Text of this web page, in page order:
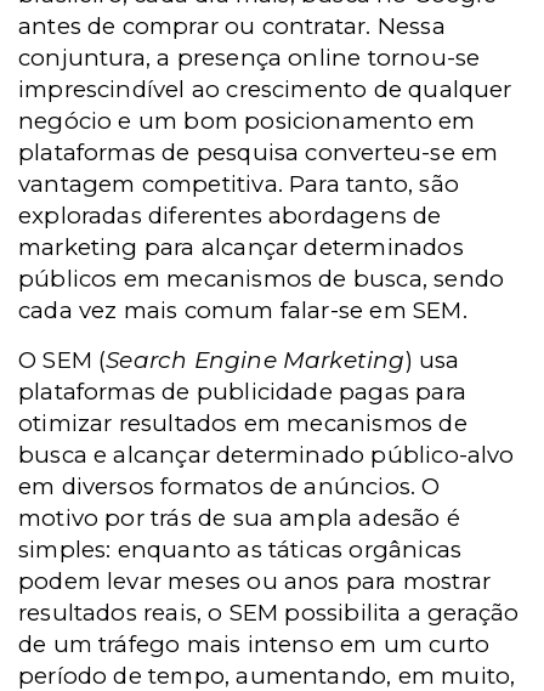
antes de comprar ou contratar. Nessa
conjuntura, a presença online tornou-se
imprescindível ao crescimento de qualquer
negócio e um bom posicionamento em
plataformas de pesquisa converteu-se em
vantagem competitiva. Para tanto, são
exploradas diferentes abordagens de
marketing para alcançar determinados
públicos em mecanismos de busca, sendo
cada vez mais comum falar-se em SEM.
O SEM (Search Engine Marketing) usa
plataformas de publicidade pagas para
otimizar resultados em mecanismos de
busca e alcançar determinado público-alvo
em diversos formatos de anúncios. O
motivo por trás de sua ampla adesão é
simples: enquanto as táticas orgânicas
podem levar meses ou anos para mostrar
resultados reais, o SEM possibilita a geração
de um tráfego mais intenso em um curto
período de tempo, aumentando, em muito,